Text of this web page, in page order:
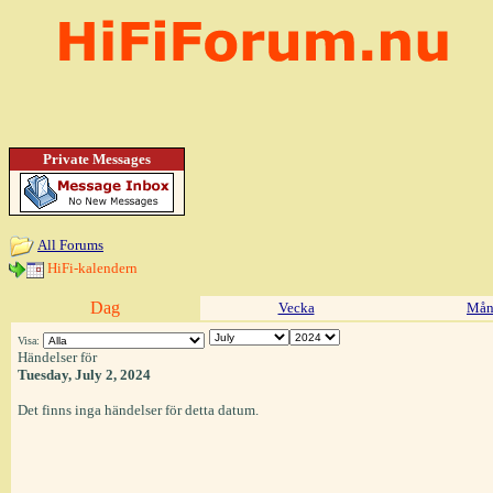
Private Messages
All Forums
HiFi-kalendern
Dag Vecka
Visa:
Händelser för
Tuesday, July 2, 2024
Det finns inga händelser för detta datum.